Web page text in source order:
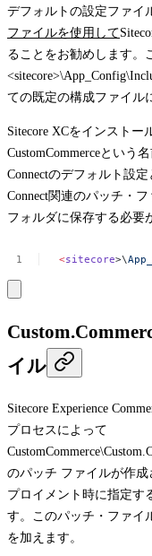
デフォルトの設定ファイ
ファイルを使用して
ることをお勧めします。
ての既定の構成ファイル
Sitecore XCをインストー
CustomCommerceという
Connectのデフォルト設
Connect関連のパッチ・
フォルダに保存する必要
<sitecore>\
イル
Sitecore Experience
プロセスによって
のパッチ ファイルが作
プロイメント時に指定す
す。このパッチ・ファイ
を加えます。